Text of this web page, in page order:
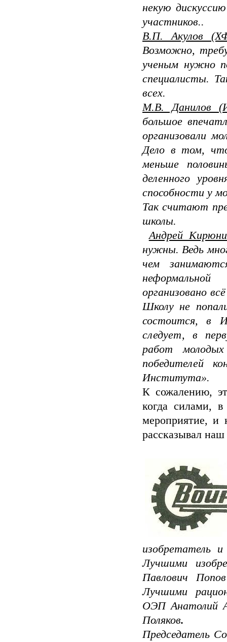
не­кую
участников..
В.П. Акулов
Возможно,
ученым нужно
специалисты.
всех.
М.В. Данилов
большое
организовали
Дело в том,
меньше
деленного
способности у
Так считают
школы.
Андрей
нужны. Ведь
чем
организовано
Школу не
состоится, в
следует, в
работ
победителей
Института».
К сожалению,
когда силами,
мероприятие, и
рассказывал
изобретатель
Лучшими
Павлович
Лучшими
ОЭП Анатолий
Поляков.
Председатель